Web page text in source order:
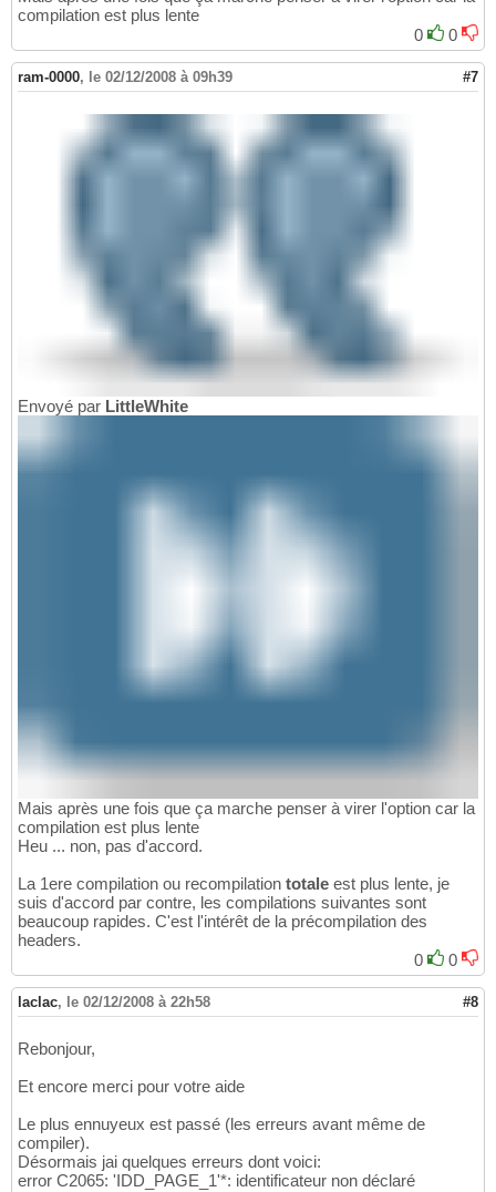
compilation est plus lente
0
0
ram-0000, le 02/12/2008 à 09h39 #7
Envoyé par LittleWhite
Mais après une fois que ça marche penser à virer l'option car la
compilation est plus lente
Heu ... non, pas d'accord.
La 1ere compilation ou recompilation totale est plus lente, je
suis d'accord par contre, les compilations suivantes sont
beaucoup rapides. C'est l'intérêt de la précompilation des
headers.
0
0
laclac, le 02/12/2008 à 22h58 #8
Rebonjour,
Et encore merci pour votre aide
Le plus ennuyeux est passé (les erreurs avant même de
compiler).
Désormais jai quelques erreurs dont voici:
error C2065: 'IDD_PAGE_1'*: identificateur non déclaré